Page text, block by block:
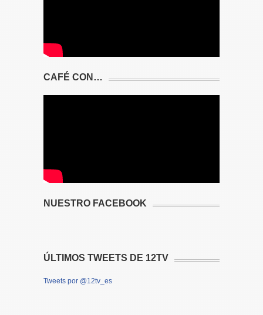
CAFÉ CON…
NUESTRO FACEBOOK
ÚLTIMOS TWEETS DE 12TV
Tweets por @12tv_es